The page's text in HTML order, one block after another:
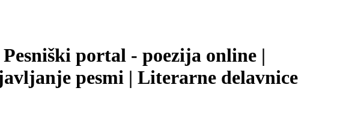
Pesniški portal - poezija online |
pesmi | Literarne delavnice